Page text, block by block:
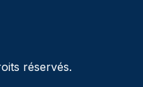
réservés.